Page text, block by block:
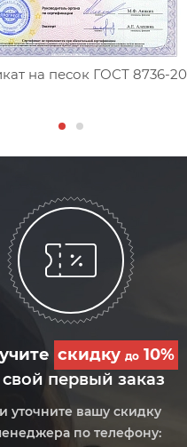
на песок ГОСТ 8736-
скидку до10%
свой первый заказ
уточните вашу скидку
по телефону: